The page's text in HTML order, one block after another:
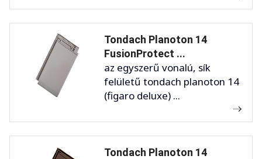
Tondach Planoton 14
FusionProtect ...
az egyszerű vonalú, sík
felületű tondach planoton 14
(figaro deluxe) ...
Tondach Planoton 14